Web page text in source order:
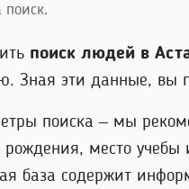
поиск.
поиск людей в
эти данные, вы
поиска – мы
место учебы
база содержит